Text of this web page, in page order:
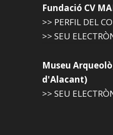
Fundació CV
>> PERFIL DEL
>> SEU
Museu
d'Alacant)
>> SEU